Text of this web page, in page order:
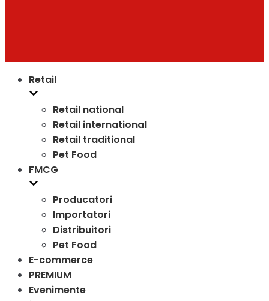
Retail
Retail national
Retail international
Retail traditional
Pet Food
FMCG
Producatori
Importatori
Distribuitori
Pet Food
E-commerce
PREMIUM
Evenimente